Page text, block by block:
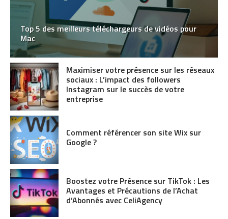
Top 5 des meilleurs téléchargeurs de vidéos pour
Mac
Maximiser votre présence sur les réseaux
sociaux : L’impact des followers
Instagram sur le succès de votre
entreprise
Comment référencer son site Wix sur
Google ?
Boostez votre Présence sur TikTok : Les
Avantages et Précautions de l’Achat
d’Abonnés avec CeliAgency